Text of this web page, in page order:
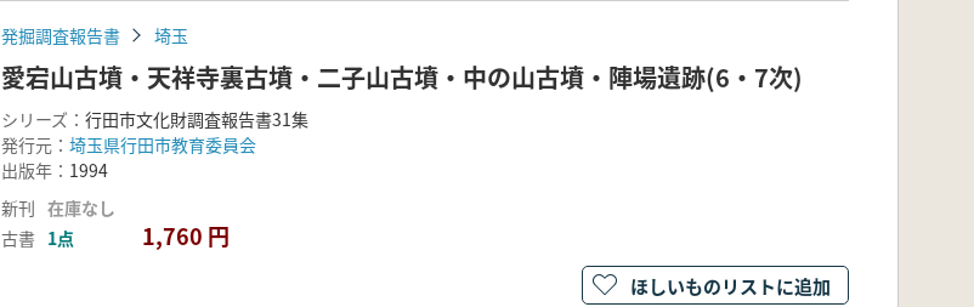
発掘調査報告書 埼玉
愛宕山古墳・天祥寺裏古墳・二子山古墳・中の山古墳・陣場遺跡(6・7次)
シリーズ： 行田市文化財調査報告書31集
発行元： 埼玉県行田市教育委員会
出版年： 1994
新刊 在庫なし
古書 1点 1,760 円
ほしいものリストに追加